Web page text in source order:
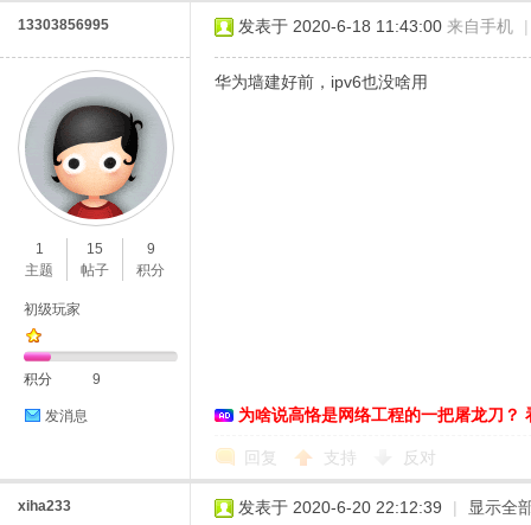
13303856995
1
主题
15
帖子
9
积分
初级玩家
积分 9
发消息
发表于 2020-6-18 11:43:00 来自手机 |
华为墙建好前，ipv6也没啥用
为啥说高恪是网络工程的一把屠龙刀？
回复 支持 反对
xiha233 发表于 2020-6-20 22:12:39 | 显示全